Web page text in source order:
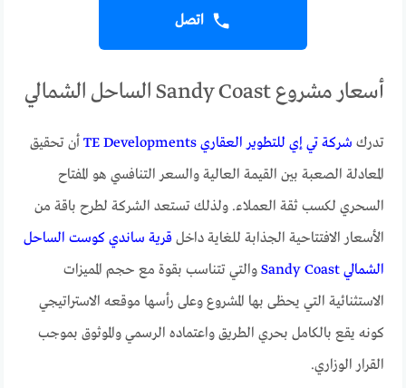
اتصل
أسعار مشروع Sandy Coast الساحل الشمالي
تدرك شركة تي إي للتطوير العقاري TE Developments
أن تحقيق
المعادلة الصعبة بين القيمة العالية والسعر التنافسي هو المفتاح
السحري لكسب ثقة العملاء. ولذلك تستعد الشركة لطرح باقة من
الأسعار الافتتاحية الجذابة للغاية داخل قرية ساندي كوست الساحل
الشمالي Sandy Coast
والتي تتناسب بقوة مع حجم المميزات
الاستثنائية التي يحظى بها المشروع وعلى رأسها موقعه الاستراتيجي
كونه يقع بالكامل بحري الطريق واعتماده الرسمي والموثوق بموجب
القرار الوزاري.